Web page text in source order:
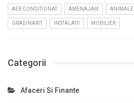
AER CONDITIONAT AMENAJARI ANIMALE
GRADINARIT INSTALATII MOBILIER
Categorii
Afaceri Si Finante